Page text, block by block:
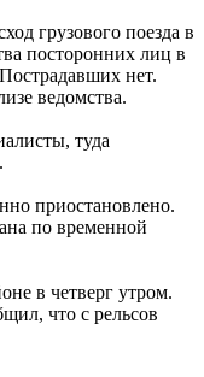
грузового поезда в
посторонних лиц в
нет.
ведомства.
туда
приостановлено.
по временной
в четверг утром.
что с рельсов